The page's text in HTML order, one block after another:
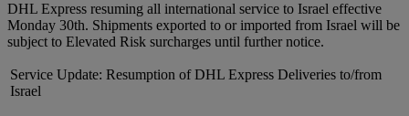
DHL Express resuming all international service to Israel effective
Monday 30th. Shipments exported to or imported from Israel will be
subject to Elevated Risk surcharges until further notice.
Service Update: Resumption of DHL Express Deliveries to/from
Israel